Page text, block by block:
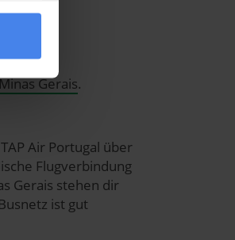
Gerais.
Air Portugal über
Flugverbindung
Gerais stehen dir
ist gut